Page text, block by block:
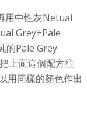
用中性灰Netual
Grey+Pale
的Pale Grey
上面這個配方往
用同樣的顏色作出